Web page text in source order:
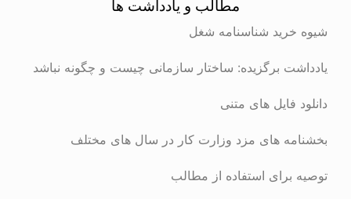
مطالب و یادداشت ها
شیوه خرید شناسنامه شغل
یادداشت برگزیده: ساختار سازمانی چیست و چگونه نباشد
دانلود فایل های متنی
بخشنامه های مزد وزارت کار در سال های مختلف
توصیه برای استفاده از مطالب